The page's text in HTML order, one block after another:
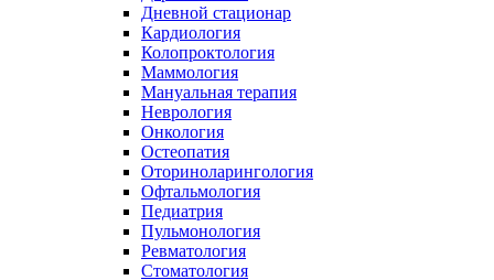
Дневной стационар
Кардиология
Колопроктология
Маммология
Мануальная терапия
Неврология
Онкология
Остеопатия
Оториноларингология
Офтальмология
Педиатрия
Пульмонология
Ревматология
Стоматология